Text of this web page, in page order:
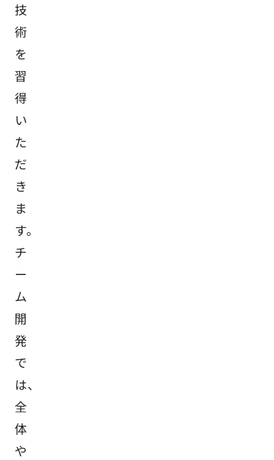
技
術
を
習
得
い
た
だ
き
ま
す。
チ
ー
ム
開
発
で
は、
全
体
や